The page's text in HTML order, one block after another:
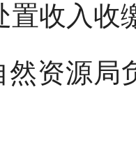
置收入收
然资源